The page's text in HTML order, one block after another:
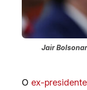
Jair
O ex-